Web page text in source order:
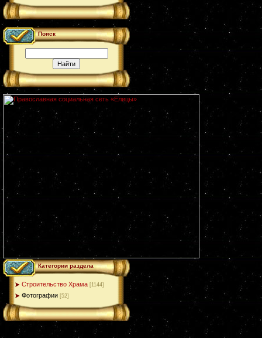
Поиск
Категории раздела
Строительство Храма [1144]
Фотографии [52]